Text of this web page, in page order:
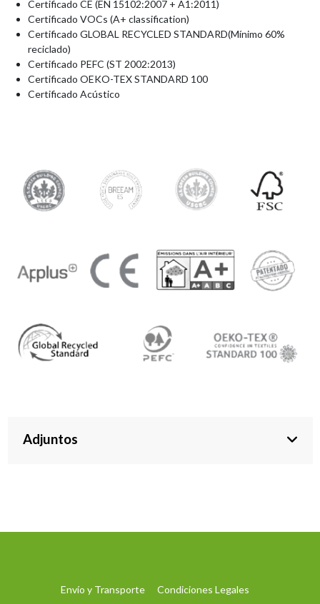
Certificado CE (EN 15102:2007 + A1:2011)
Certificado VOCs (A+ classification)
Certificado GLOBAL RECYCLED STANDARD(Mínimo 60%
reciclado)
Certificado PEFC (ST 2002:2013)
Certificado OEKO-TEX STANDARD 100
Certificado Acústico
Adjuntos
Envío y Transporte
Condiciones Legales